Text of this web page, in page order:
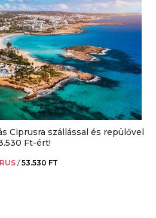
Ciprusra szállással és repülővel
Ft-ért!
/53.530 FT